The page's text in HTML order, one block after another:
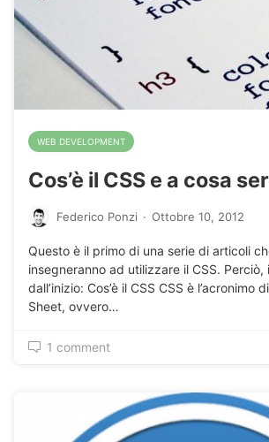
WEB DEVELOPMENT
Cos’è il CSS e a cosa
Federico Ponzi · Ottobre 10, 2012
Questo è il primo di una serie di articoli
insegneranno ad utilizzare il CSS. Perciò,
dall’inizio: Cos’è il CSS CSS è l’acronimo
Sheet, ovvero…
1 comment